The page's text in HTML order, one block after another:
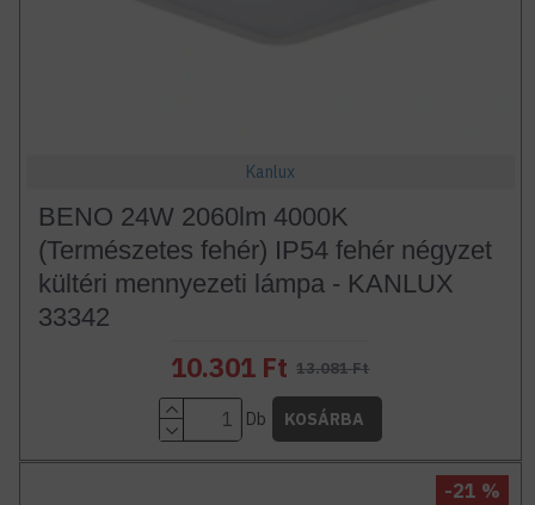
Kanlux
BENO 24W 2060lm 4000K
(Természetes fehér) IP54 fehér négyzet
kültéri mennyezeti lámpa - KANLUX
33342
10.301 Ft 13.081 Ft
Db KOSÁRBA
-21 %